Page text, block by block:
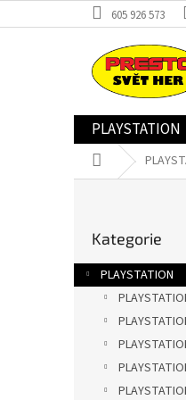
na
605 926 573
PLAYSTATION
Domů
r
a
kategorie
Kategorie
PLAYSTATION